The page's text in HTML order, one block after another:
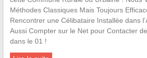
Méthodes Classiques Mais Toujours
Rencontrer une Célibataire Installée dans
Aussi Compter sur le Net pour Contacter
dans le 01 !